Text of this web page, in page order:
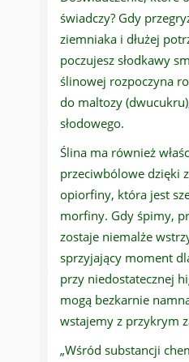
świadczy? Gdy
ziemniaka i dłużej
poczujesz słodkawy
ślinowej rozpoczyna
do maltozy
słodowego.
Ślina ma również
przeciwbólowe dzięki
opiorfiny, która jest
morfiny. Gdy śpimy,
zostaje niemalże
sprzyjający moment
przy niedostatecznej
mogą bezkarnie
wstajemy z przykrym
„Wśród substancji